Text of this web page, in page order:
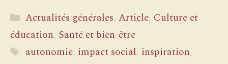
Catégories
Actualités générales,Article, Culture et
éducation, Santé et bien-être
Étiquettes
autonomie, impact social, inspiration,